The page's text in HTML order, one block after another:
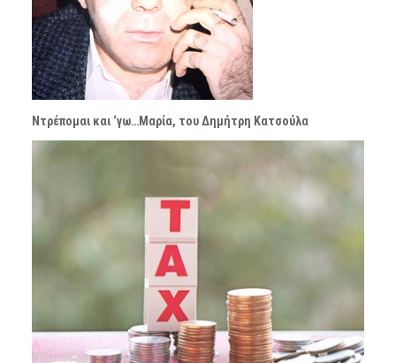
Ντρέπομαι και ‘γω…Μαρία, του Δημήτρη Κατσούλα